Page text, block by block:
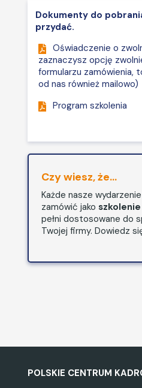
obowiązane.
Ekonomicznego w
20 lat uczestniczy w
organizowanych
Generalnego
Finansowej, Komisję
dostosowywania
roku uzyskała
wykładowca na
Ekonomicznym w
kierunkach
przeciwdziałaniem
oraz finansowaniu
„Compliance.
Dokumenty do
przydać.
Oświadczenie o
zaznaczysz opcję
formularzu zamówienia,
od nas również mailowo)
Program szkolenia
Czy wiesz, że...
Każde nasze
zamówić jako
pełni dostosowane do
Twojej firmy. Dowiedz
POLSKIE CENTRUM